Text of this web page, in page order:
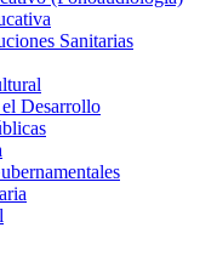
Sanitarias
Desarrollo